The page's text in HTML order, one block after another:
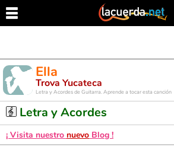
Ella
Trova Yucateca
Letra y Acordes de Guitarra. Aprende a tocar esta canción
Letra y Acordes
¡ Visita nuestro nuevo Blog !